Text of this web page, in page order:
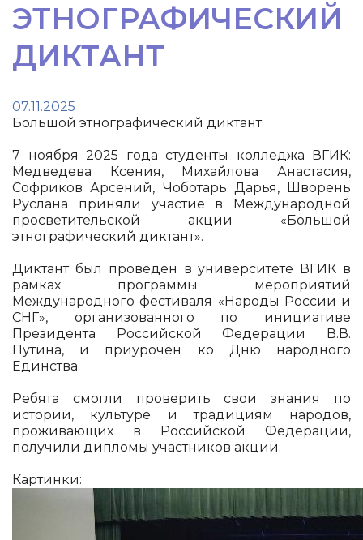
ЭТНОГРАФИЧЕСКИЙ
ДИКТАНТ
07.11.2025
Большой этнографический диктант
7 ноября 2025 года студенты колледжа ВГИК:
Медведева Ксения, Михайлова Анастасия,
Софриков Арсений, Чоботарь Дарья, Шворень
Руслана приняли участие в Международной
просветительской акции «Большой
этнографический диктант».
Диктант был проведен в университете ВГИК в
рамках программы мероприятий
Международного фестиваля «Народы России и
СНГ», организованного по инициативе
Президента Российской Федерации В.В.
Путина, и приурочен ко Дню народного
Единства.
Ребята смогли проверить свои знания по
истории, культуре и традициям народов,
проживающих в Российской Федерации,
получили дипломы участников акции.
Картинки: